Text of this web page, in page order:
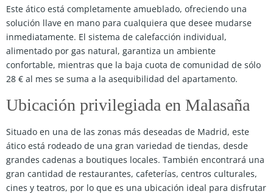
Este ático está completamente amueblado, ofreciendo una
solución llave en mano para cualquiera que desee mudarse
inmediatamente. El sistema de calefacción individual,
alimentado por gas natural, garantiza un ambiente
confortable, mientras que la baja cuota de comunidad de sólo
28 € al mes se suma a la asequibilidad del apartamento.
Ubicación privilegiada en Malasaña
Situado en una de las zonas más deseadas de Madrid, este
ático está rodeado de una gran variedad de tiendas, desde
grandes cadenas a boutiques locales. También encontrará una
gran cantidad de restaurantes, cafeterías, centros culturales,
cines y teatros, por lo que es una ubicación ideal para disfrutar